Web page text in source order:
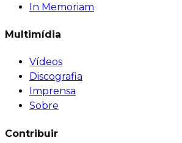
In Memoriam
Multimídia
Vídeos
Discografia
Imprensa
Sobre
Contribuir